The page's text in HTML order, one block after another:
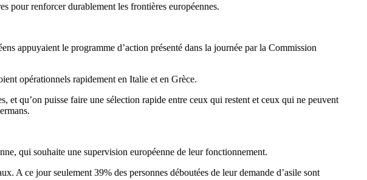
pour renforcer durablement les frontières européennes.
appuyaient le programme d’action présenté dans la journée par la Commission
opérationnels rapidement en Italie et en Grèce.
qu’on puisse faire une sélection rapide entre ceux qui restent et ceux qui ne peuvent
qui souhaite une supervision européenne de leur fonctionnement.
A ce jour seulement 39% des personnes déboutées de leur demande d’asile sont